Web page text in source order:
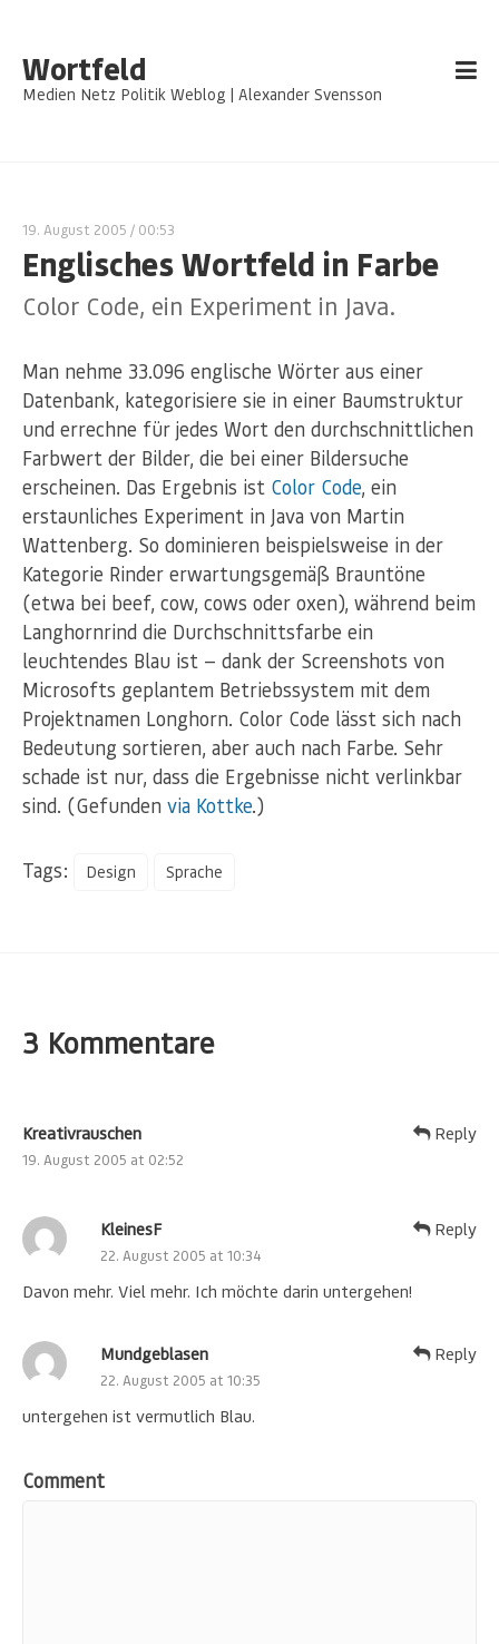
Wortfeld
Medien Netz Politik Weblog | Alexander Svensson
19. August 2005 / 00:53
Englisches Wortfeld in Farbe
Color Code, ein Experiment in Java.
Man nehme 33.096 englische Wörter aus einer
Datenbank, kategorisiere sie in einer Baumstruktur
und errechne für jedes Wort den durchschnittlichen
Farbwert der Bilder, die bei einer Bildersuche
erscheinen. Das Ergebnis ist Color Code, ein
erstaunliches Experiment in Java von Martin
Wattenberg. So dominieren beispielsweise in der
Kategorie Rinder erwartungsgemäß Brauntöne
(etwa bei beef, cow, cows oder oxen), während beim
Langhornrind die Durchschnittsfarbe ein
leuchtendes Blau ist — dank der Screenshots von
Microsofts geplantem Betriebssystem mit dem
Projektnamen Longhorn. Color Code lässt sich nach
Bedeutung sortieren, aber auch nach Farbe. Sehr
schade ist nur, dass die Ergebnisse nicht verlinkbar
sind. (Gefunden via Kottke.)
Tags: Design Sprache
3 Kommentare
Kreativrauschen
19. August 2005 at 02:52
Reply
KleinesF
22. August 2005 at 10:34
Davon mehr. Viel mehr. Ich möchte darin untergehen!
Reply
Mundgeblasen
22. August 2005 at 10:35
untergehen ist vermutlich Blau.
Reply
Comment